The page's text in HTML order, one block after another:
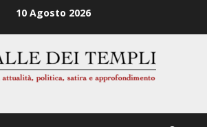
10 Agosto 2026